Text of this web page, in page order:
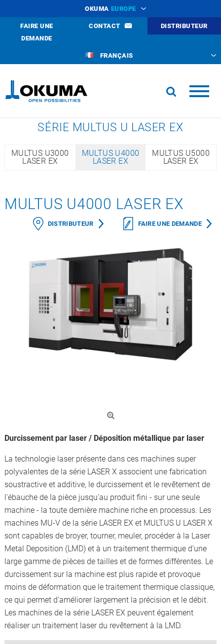
OKUMA EUROPE
FAIRE UNE
DEMANDE
CONTACT DISTRIBUTEUR
FRANÇAIS
SÉRIE MULTUS U LASER EX
MULTUS U3000
LASER EX
MULTUS U4000
LASER EX
MULTUS U5000
LASER EX
MULTUS U4000 LASER EX
DISTRIBUTEUR FAIRE UNE DEMANDE
Durcissement par laser / Déposition métallique par laser
La technologie laser présente dans ces machines super
polyvalentes de la série LASER X associent une fabrication
soustractive et additive, le durcissement et le revêtement de
l'ébauche de la pièce jusqu'au produit fini - sur une seule
machine - la toute dernière machine riche en processus. Les
machines MU-V de la série LASER EX et MULTUS U LASER X
sont capables de broyer, tourner, meuler, procéder à la Laser
Metal Deposition (LMD) et à un traitement thermique d'une
large gamme de pièces de tailles et de formes différentes. Le
durcissement sur la machine est plus rapide et provoque
moins de déformation que le traitement thermique classique,
ce qui permet d'améliorer largement la précision et le débit.
Les machines de la série LASER EX peuvent également
réaliser un traitement laser du revêtement à la LMD.